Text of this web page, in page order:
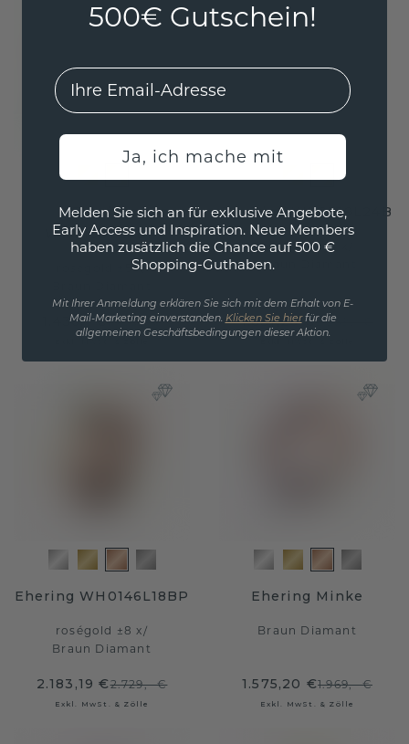
Ehering
WH0103L25BP
roségold ±5 x/
1.436,- €1.795,- €
Exkl. MwSt. & Zölle
Trauring WH2139L24B
roségold ±4 x
Braun Diamant
1.831,20 €2.289,- €
Ehering WH0146L18BP
roségold ±8 x/
Braun Diamant
2.183,19 €2.729,- €
Exkl. MwSt. & Zölle
Ehering Minke
Braun Diamant
1.575,20 €1.969,- €
Exkl. MwSt. & Zölle
500€ Gutschein!
EMail
Ja, ich mache mit
Melden Sie sich an für exklusive Angebote,
Early Access und Inspiration. Neue Members
haben zusätzlich die Chance auf 500 €
Shopping-Guthaben.
Mit Ihrer Anmeldung erklären Sie sich mit dem Erhalt von E-
Mail-Marketing einverstanden. Klicken Sie hierfür die
allgemeinen Geschäftsbedingungen dieser Aktion.